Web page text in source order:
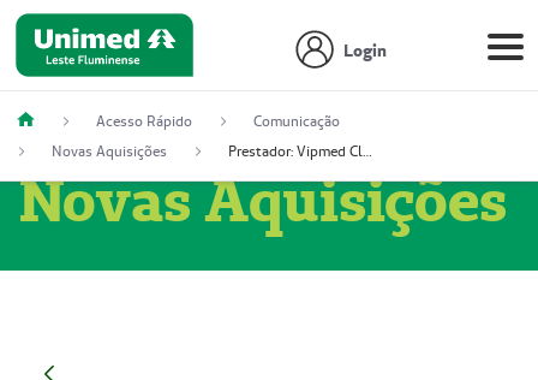
Login
Acesso Rápido
Comunicação
Novas Aquisições
Prestador: Vipmed Clínica Geral Ltda, 51004349-0 (Nome Fantasia: Policlínica Master)
Novas Aquisições